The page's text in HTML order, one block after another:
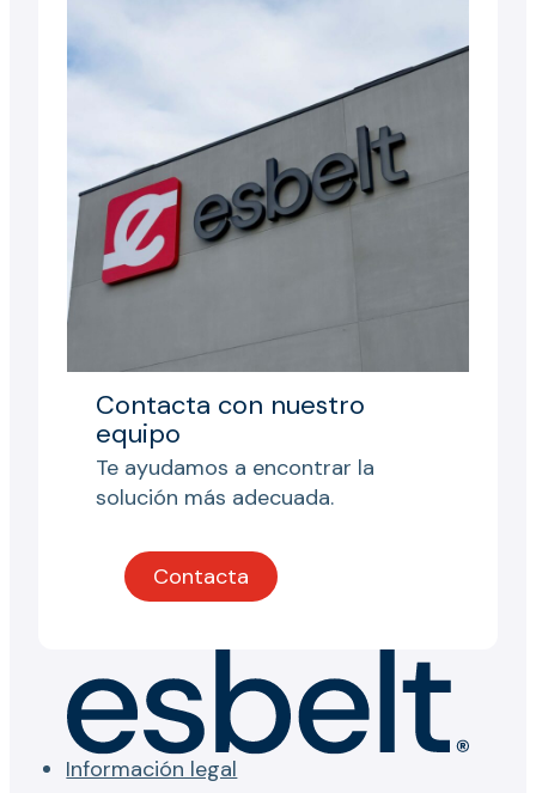
Contacta con nuestro
equipo
Te ayudamos a encontrar la
solución más adecuada.
Contacta
Información legal